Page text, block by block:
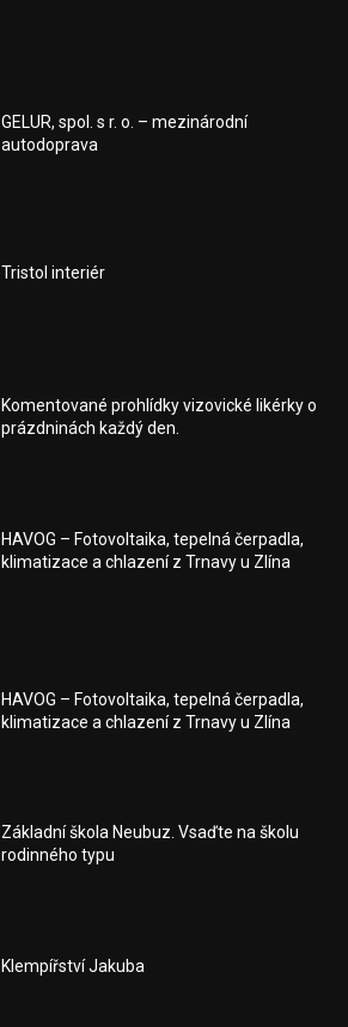
GELUR, spol. s r. o. – mezinárodní
autodoprava
Tristol interiér
Komentované prohlídky vizovické likérky o
prázdninách každý den.
HAVOG – Fotovoltaika, tepelná čerpadla,
klimatizace a chlazení z Trnavy u Zlína
HAVOG – Fotovoltaika, tepelná čerpadla,
klimatizace a chlazení z Trnavy u Zlína
Základní škola Neubuz. Vsaďte na školu
rodinného typu
Klempířství Jakuba